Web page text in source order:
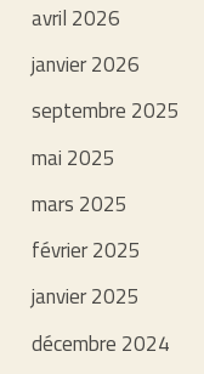
avril 2026
janvier 2026
septembre 2025
mai 2025
mars 2025
février 2025
janvier 2025
décembre 2024